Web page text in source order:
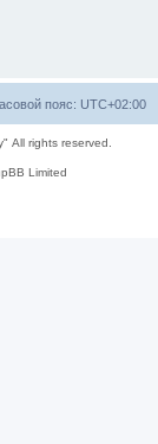
пояс: UTC+02:00
All rights reserved.
Limited